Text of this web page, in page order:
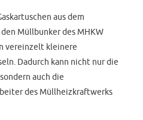
aus dem
Müllbunker des MHKW
vereinzelt kleinere
Dadurch kann nicht nur die
auch die
des Müllheizkraftwerks